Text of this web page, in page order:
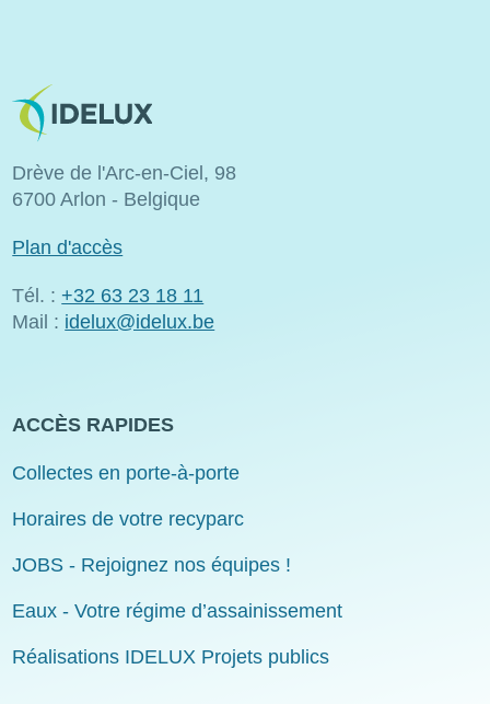
Image
Drève de l'Arc-en-Ciel, 98
6700 Arlon - Belgique
Plan d'accès
Tél. : +32 63 23 18 11
Mail : idelux@idelux.be
ACCÈS RAPIDES
Collectes en porte-à-porte
Horaires de votre recyparc
JOBS - Rejoignez nos équipes !
Eaux - Votre régime d’assainissement
Réalisations IDELUX Projets publics